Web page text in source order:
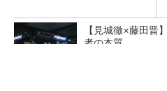
【見城徹×藤田晋
者の本質